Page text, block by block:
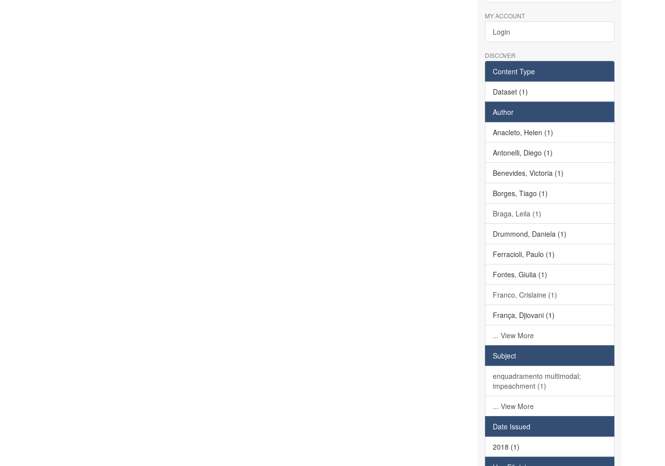
MY ACCOUNT
Login
DISCOVER
Content Type
Dataset (1)
Author
Anacleto, Helen (1)
Antonelli, Diego (1)
Benevides, Victoria (1)
Borges, Tiago (1)
Braga, Leila (1)
Drummond, Daniela (1)
Ferracioli, Paulo (1)
Fontes, Giulia (1)
Franco, Crislaine (1)
França, Djiovani (1)
... View More
Subject
enquadramento multimodal;
impeachment (1)
... View More
Date Issued
2018 (1)